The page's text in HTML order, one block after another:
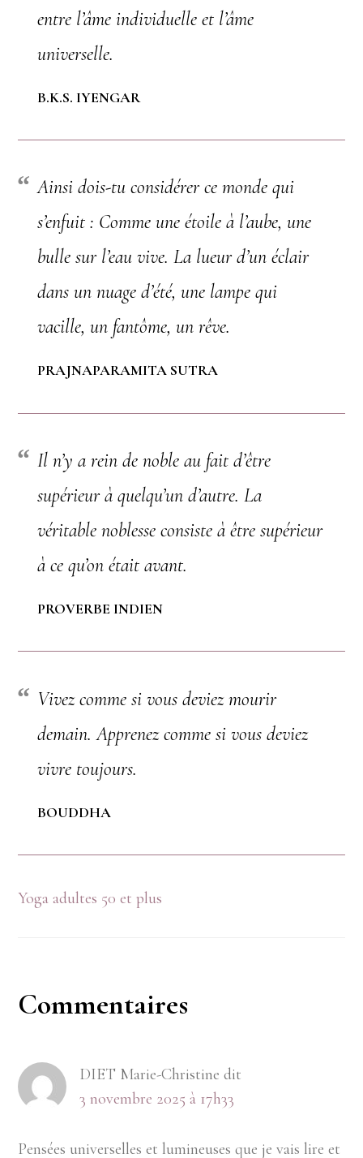
entre l’âme individuelle et l’âme
universelle.
B.K.S. IYENGAR
Ainsi dois-tu considérer ce monde qui
s’enfuit : Comme une étoile à l’aube, une
bulle sur l’eau vive.La lueur d’un éclair
dans un nuage d’été, une lampe qui
vacille, un fantôme, un rêve.
PRAJNAPARAMITA SUTRA
Il n’y a rein de noble au fait d’être
supérieur à quelqu’un d’autre. La
véritable noblesse consiste à être supérieur
à ce qu’on était avant.
PROVERBE INDIEN
Vivez comme si vous deviez mourir
demain. Apprenez comme si vous deviez
vivre toujours.
BOUDDHA
Yoga adultes 50 et plus
Interactions
lecteur
Commentaires
DIET Marie-Christine dit
3 novembre 2025 à 17h33
Pensées universelles et lumineuses que je vais lire et